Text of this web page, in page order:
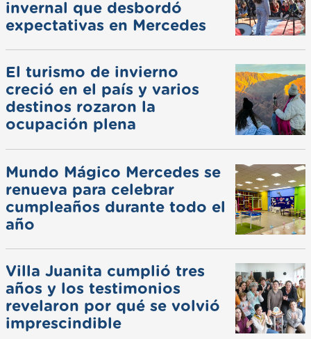
invernal que desbordó
expectativas en Mercedes
El turismo de invierno
creció en el país y varios
destinos rozaron la
ocupación plena
Mundo Mágico Mercedes se
renueva para celebrar
cumpleaños durante todo el
año
Villa Juanita cumplió tres
años y los testimonios
revelaron por qué se volvió
imprescindible